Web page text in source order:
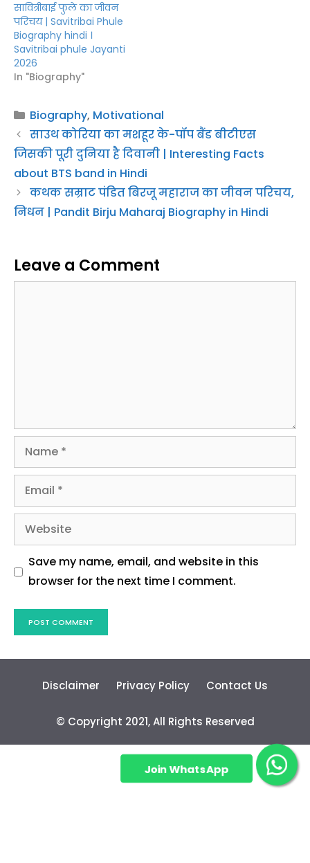
सावित्रीबाई फुले का जीवन
परिचय | Savitribai Phule
Biography hindi ।
Savitribai phule Jayanti
2026
In "Biography"
Categories
Biography, Motivational
साउथ कोरिया का मशहूर के-पॉप बैंड बीटीएस
जिसकी पूरी दुनिया है दिवानी | Interesting Facts
about BTS band in Hindi
कथक सम्राट पंडित बिरजू महाराज का जीवन परिचय,
निधन | Pandit Birju Maharaj Biography in Hindi
Leave a Comment
Name
Email
Website
Save my name, email, and website in this
browser for the next time I comment.
Disclaimer Privacy Policy Contact Us
Join WhatsApp
Group!
© Copyright 2021, All Rights Reserved